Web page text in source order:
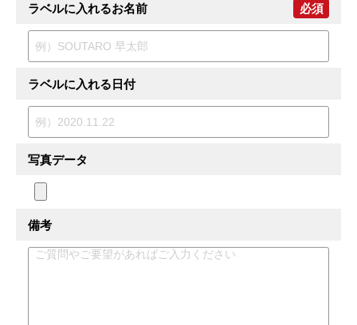
ラベルに入れるお名前 必須
ラベルに入れる日付
写真データ
備考